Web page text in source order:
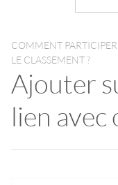
COMMENT
LE CLASSEMENT ?
Ajouter
lien avec